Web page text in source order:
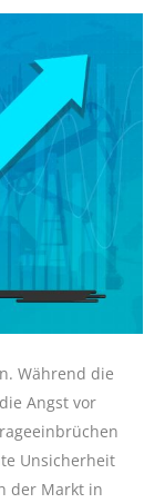
Während die
Angst vor
Unsicherheit
der Markt in